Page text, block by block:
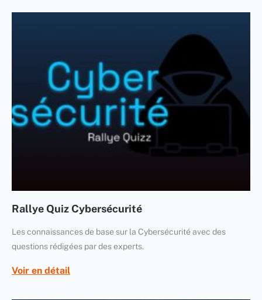
Rallye Quiz Cybersécurité
Les connaissances de base sur la Cybersécurité avec des
questions rédigées par des experts.
Voir en détail